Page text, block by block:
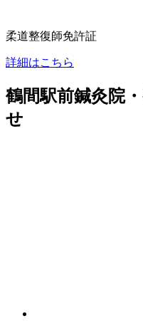
柔道整復師免許証
詳細はこちら
鶴間駅前鍼灸院
せ